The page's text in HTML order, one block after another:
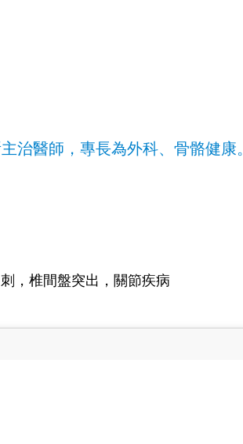
治醫師，專長為外科、骨骼健康。
，椎間盤突出，關節疾病